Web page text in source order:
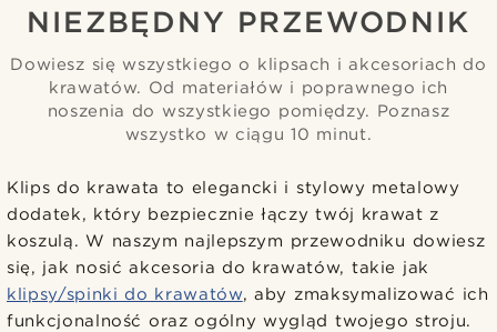
NIEZBĘDNY PRZEWODNIK
Dowiesz się wszystkiego o klipsach i akcesoriach do
krawatów. Od materiałów i poprawnego ich
noszenia do wszystkiego pomiędzy. Poznasz
wszystko w ciągu 10 minut.
Klips do krawata to elegancki i stylowy metalowy
dodatek, który bezpiecznie łączy twój krawat z
koszulą. W naszym najlepszym przewodniku dowiesz
się, jak nosić akcesoria do krawatów, takie jak
klipsy/spinki do krawatów, aby zmaksymalizować ich
funkcjonalność oraz ogólny wygląd twojego stroju.